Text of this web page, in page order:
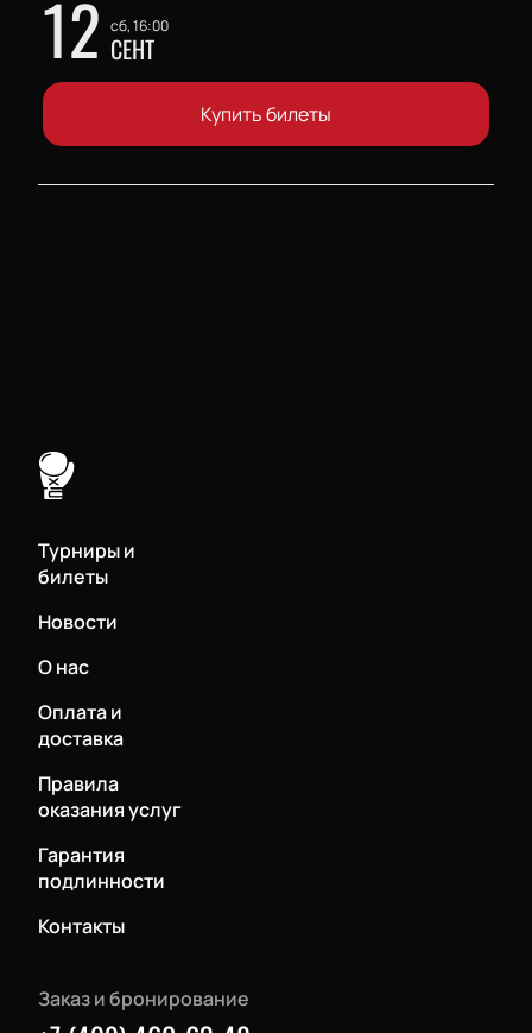
12 сб, 16:00
СЕНТ
Купить билеты
Турниры и
билеты
Новости
О нас
Оплата и
доставка
Правила
оказания услуг
Гарантия
подлинности
Контакты
Заказ и бронирование